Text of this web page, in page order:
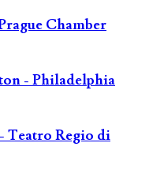
Chamber
- Philadelphia
Teatro Regio di